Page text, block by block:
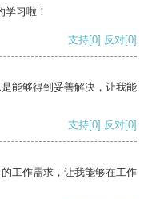
习啦！
支持[0] 反对[0]
能够得到妥善解决，让我能
支持[0] 反对[0]
工作需求，让我能够在工作